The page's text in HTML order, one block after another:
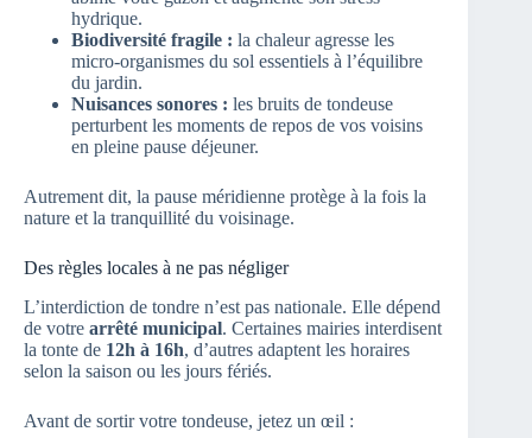
hydrique.
Biodiversité fragile : la chaleur agresse les
micro-organismes du sol essentiels à l’équilibre
du jardin.
Nuisances sonores : les bruits de tondeuse
perturbent les moments de repos de vos voisins
en pleine pause déjeuner.
Autrement dit, la pause méridienne protège à la fois la
nature et la tranquillité du voisinage.
Des règles locales à ne pas négliger
L’interdiction de tondre n’est pas nationale. Elle dépend
de votre arrêté municipal. Certaines mairies interdisent
la tonte de 12h à 16h, d’autres adaptent les horaires
selon la saison ou les jours fériés.
Avant de sortir votre tondeuse, jetez un œil :